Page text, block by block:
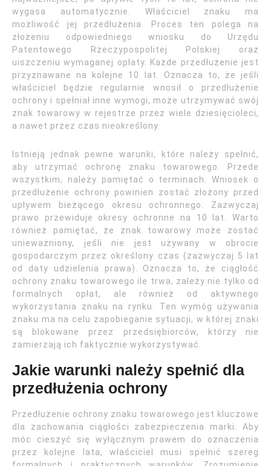
wygasa automatycznie. Właściciel znaku ma
możliwość jej przedłużenia. Proces ten polega na
złożeniu odpowiedniego wniosku do Urzędu
Patentowego Rzeczypospolitej Polskiej oraz
uiszczeniu wymaganej opłaty. Każde przedłużenie jest
przyznawane na kolejne 10 lat. Oznacza to, że jeśli
właściciel będzie regularnie wnosił o przedłużenie
ochrony i spełniał inne wymogi, może utrzymywać swój
znak towarowy w rejestrze przez wiele dziesięcioleci,
a nawet przez czas nieokreślony.
Istnieją jednak pewne warunki, które należy spełnić,
aby utrzymać ochronę znaku towarowego. Przede
wszystkim, należy pamiętać o terminach. Wniosek o
przedłużenie ochrony powinien zostać złożony przed
upływem bieżącego okresu ochronnego. Zazwyczaj
prawo przewiduje okresy ochronne na 10 lat. Warto
również pamiętać, że znak towarowy może zostać
unieważniony, jeśli nie jest używany w obrocie
gospodarczym przez określony czas (zazwyczaj 5 lat
od daty udzielenia prawa). Oznacza to, że ciągłość
ochrony znaku towarowego ile trwa, zależy nie tylko od
formalnych opłat, ale również od aktywnego
wykorzystania znaku na rynku. Ten wymóg używania
znaku ma na celu zapobieganie sytuacji, w której znaki
są blokowane przez przedsiębiorców, którzy nie
zamierzają ich faktycznie wykorzystywać.
Jakie warunki należy spełnić dla
przedłużenia ochrony
Przedłużenie ochrony znaku towarowego jest kluczowe
dla zachowania ciągłości zabezpieczenia marki. Aby
móc cieszyć się wyłącznym prawem do oznaczenia
przez kolejne lata, właściciel musi spełnić szereg